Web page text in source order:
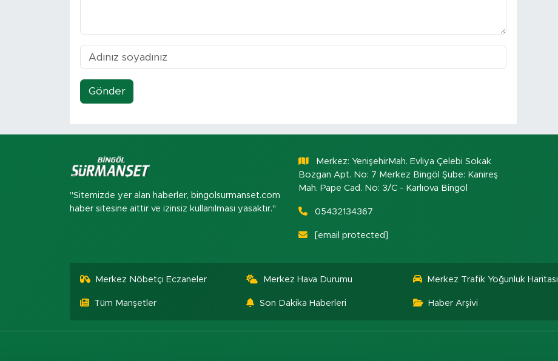
Gönder
"Sitemizde yer alan haberler, bingolsurmanset.com
haber sitesine aittir ve izinsiz kullanılması yasaktır."
Merkez: YenişehirMah. Evliya Çelebi Sokak
Bozgan Apt. No: 7 Merkez Bingöl Şube: Kanireş
Mah. Pape Cad. No: 3/C - Karlıova Bingöl
05432134367
[email protected]
Merkez Nöbetçi Eczaneler Merkez Hava Durumu Merkez Trafik Yoğunluk Haritası
Tüm Manşetler Son Dakika Haberleri Haber Arşivi